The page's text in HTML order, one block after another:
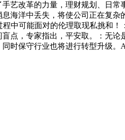
艺改革的力量，理财规划、日
海洋中丢失，将使公司正在复
中可能面对的伦理取现私挑和
点，专家指出，平安取。：无
时保守行业也将进行转型升级